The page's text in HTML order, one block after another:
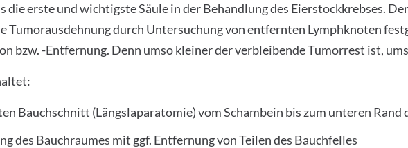
die erste und wichtigste Säule in der Behandlung des Eierstockkrebses.
Tumorausdehnung durch Untersuchung von entfernten Lymphknoten
bzw. -Entfernung. Denn umso kleiner der verbleibende Tumorrest ist,
Bauchschnitt (Längslaparatomie) vom Schambein bis zum unteren Rand
des Bauchraumes mit ggf. Entfernung von Teilen des Bauchfelles